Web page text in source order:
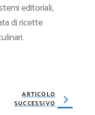
editoriali,
di ricette
ARTICOLO
SUCCESSIVO